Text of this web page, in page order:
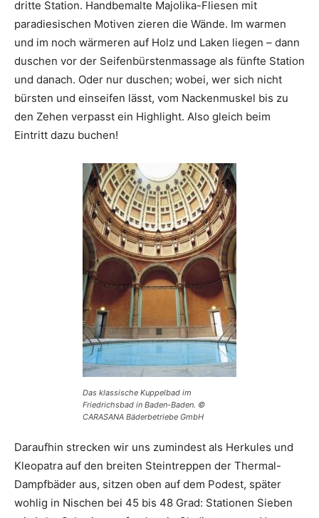
dritte Station. Handbemalte Majolika-Fliesen mit
paradiesischen Motiven zieren die Wände. Im warmen
und im noch wärmeren auf Holz und Laken liegen – dann
duschen vor der Seifenbürstenmassage als fünfte Station
und danach. Oder nur duschen; wobei, wer sich nicht
bürsten und einseifen lässt, vom Nackenmuskel bis zu
den Zehen verpasst ein Highlight. Also gleich beim
Eintritt dazu buchen!
Das klassische Kuppelbad im
Friedrichsbad in Baden-Baden. ©
CARASANA Bäderbetriebe GmbH
Daraufhin strecken wir uns zumindest als Herkules und
Kleopatra auf den breiten Steintreppen der Thermal-
Dampfbäder aus, sitzen oben auf dem Podest, später
wohlig in Nischen bei 45 bis 48 Grad: Stationen Sieben